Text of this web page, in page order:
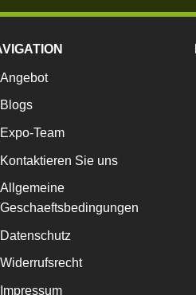
Angebot
Blogs
Expo-Team
Kontaktieren Sie uns
Allgemeine
Geschaeftsbedingungen
Datenschutz
Widerrufsrecht
Impressum